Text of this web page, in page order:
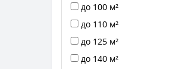
до 100 м²
до 110 м²
до 125 м²
до 140 м²